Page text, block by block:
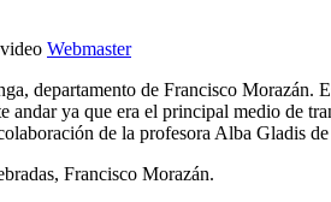
Webmaster
departamento de Francisco Morazán.
andar ya que era el principal medio de
de la profesora Alba Gladis
Francisco Morazán.